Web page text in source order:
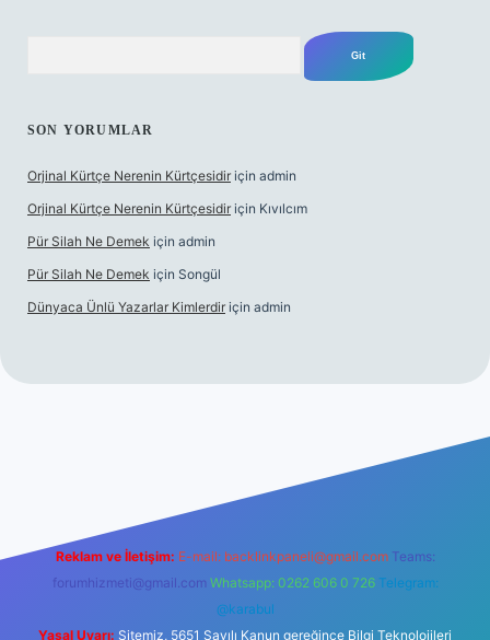
SON YORUMLAR
Orjinal Kürtçe Nerenin Kürtçesidir için admin
Orjinal Kürtçe Nerenin Kürtçesidir için Kıvılcım
Pür Silah Ne Demek için admin
Pür Silah Ne Demek için Songül
Dünyaca Ünlü Yazarlar Kimlerdir için admin
Reklam ve İletişim: E-mail: backlinkpaneli@gmail.com Teams:
forumhizmeti@gmail.com Whatsapp: 0262 606 0 726 Telegram:
@karabul
Yasal Uyarı: Sitemiz, 5651 Sayılı Kanun gereğince Bilgi Teknolojileri